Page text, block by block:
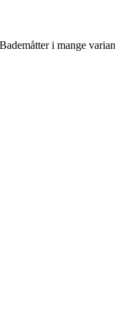
i mange